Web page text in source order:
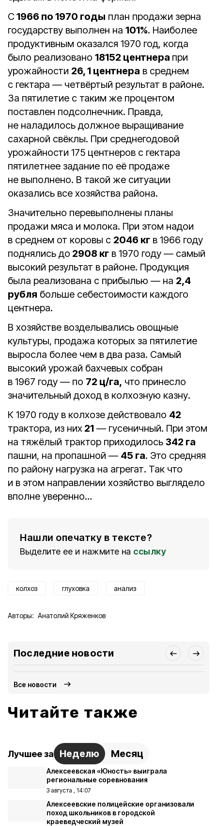
С 1966 по 1970 годы план продажи зерна
государству выполнен на 101%. Наиболее
продуктивным оказался 1970 год, когда
было реализовано 18152 центнера при
урожайности 26, 1 центнера в среднем
с гектара — четвёртый результат в районе.
За пятилетие с таким же процентом
поставлен подсолнечник. Правда,
не наладилось должное выращивание
сахарной свёклы. При среднегодовой
урожайности 175 центнеров с гектара
пятилетнее задание по её продаже
не выполнено. В такой же ситуации
оказались все хозяйства района.
Значительно перевыполнены планы
продажи мяса и молока. При этом надои
в среднем от коровы с 2046 кг в 1966 году
поднялись до 2908 кг в 1970 году — самый
высокий результат в районе. Продукция
была реализована с прибылью — на 2,4
рубля больше себестоимости каждого
центнера.
В хозяйстве возделывались овощные
культуры, продажа которых за пятилетие
выросла более чем в два раза. Самый
высокий урожай бахчевых собран
в 1967 году — по 72 ц/га, что принесло
значительный доход в колхозную казну.
К 1970 году в колхозе действовало 42
трактора, из них 21 — гусеничный. При этом
на тяжёлый трактор приходилось 342 га
пашни, на пропашной — 45 га. Это средняя
по району нагрузка на агрегат. Так что
и в этом направлении хозяйство выглядело
вполне уверенно…
Нашли опечатку в тексте?
Выделите ее и нажмите на ссылку
колхоз глуховка анализ
Авторы: Анатолий Кряженков
Последние новости
Все новости
Читайте также
Лучшее за Неделю Месяц
Алексеевская «Юность» выиграла
региональные соревнования
3 августа , 14:07
Алексеевские полицейские организовали
поход школьников в городской
краеведческий музей